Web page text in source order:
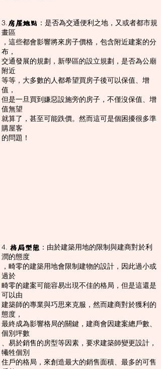
3.房屋地點 ：是否為交通便利之地，又或者都市規
畫區
，這些都會影響將來房子價格，包含附近建案的分
布，
交通發展的規劃，新學區的設立規劃，是否為公廟
附近
等等，大多數的人都希望買房子後可以保值、增
值，
但是一旦買到嫌惡設施旁的房子，不僅沒保值、增
值無望
就算了，甚至可能跌價。然而這可是個困擾很多準
購屋客
的問題！
4. 格局型態 ：由於建築用地的限制與建商對於利
潤的態度
，畸零的建築用地會限制建物的設計，因此過小或
過於
畸零的建案可能容易出現不佳的格局，但是這還是
可以由
建築師的專業與巧思來克服，然而建商對於獲利的
態度，
最終成為影響格局的關鍵，建商會因建案總戶數、
個別坪數
、易於銷售的房型等因素，要求建築師變更設計，
犧牲個別
住戶的格局，來創造最大的銷售面積、最多的可售